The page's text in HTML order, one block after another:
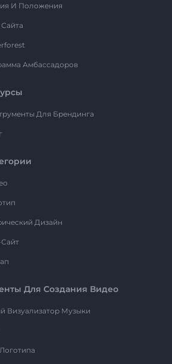
И Положения
Амбассадоров
Для Брендинга
Дизайн
Для Создания Видео
Визуализатор Музыки